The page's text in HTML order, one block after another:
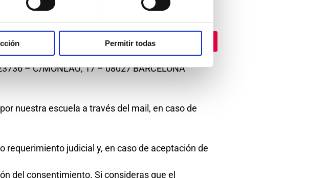
Permitir todas
traten mis datos para recibir noticias relacionadas
– C/MONLAU, 17 – 08027 BARCELONA
nuestra escuela a través del mail, en caso de
requerimiento judicial y, en caso de aceptación de
del consentimiento. Si consideras que el